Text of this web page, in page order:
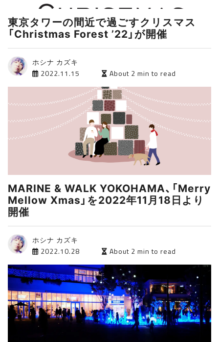
東京タワーの間近で過ごすクリスマス
「Christmas Forest ’22」が開催
ホシナ カズキ
2022.11.15
About 2 min to read
MARINE & WALK YOKOHAMA、「Merry
Mellow Xmas」を2022年11月18日より
開催
ホシナ カズキ
2022.10.28
About 2 min to read